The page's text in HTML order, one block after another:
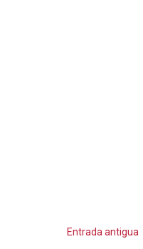
Entrada antigua